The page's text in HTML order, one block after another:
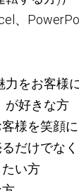
、
力をお客様
が好きな方
様を笑顔
だけでな
い方